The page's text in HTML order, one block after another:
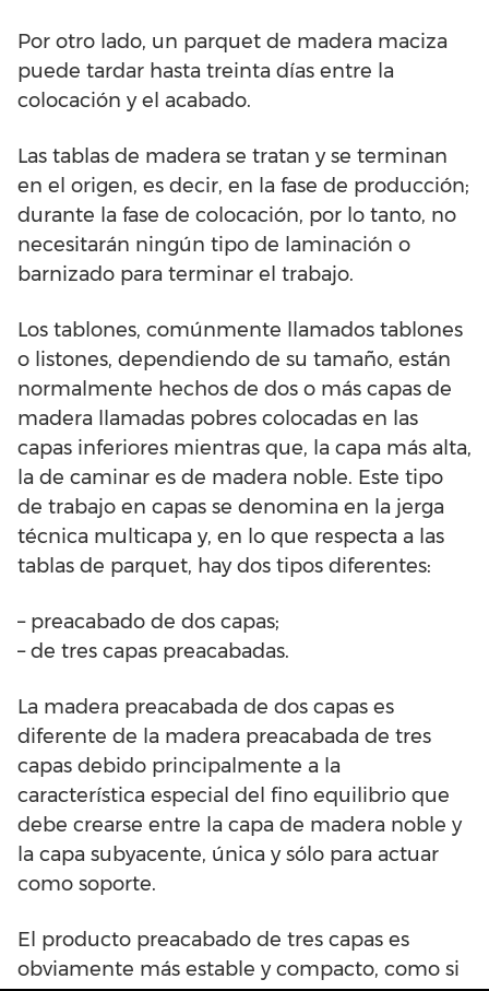
Por otro lado, un parquet de madera maciza
puede tardar hasta treinta días entre la
colocación y el acabado.
Las tablas de madera se tratan y se terminan
en el origen, es decir, en la fase de producción;
durante la fase de colocación, por lo tanto, no
necesitarán ningún tipo de laminación o
barnizado para terminar el trabajo.
Los tablones, comúnmente llamados tablones
o listones, dependiendo de su tamaño, están
normalmente hechos de dos o más capas de
madera llamadas pobres colocadas en las
capas inferiores mientras que, la capa más alta,
la de caminar es de madera noble. Este tipo
de trabajo en capas se denomina en la jerga
técnica multicapa y, en lo que respecta a las
tablas de parquet, hay dos tipos diferentes:
– preacabado de dos capas;
– de tres capas preacabadas.
La madera preacabada de dos capas es
diferente de la madera preacabada de tres
capas debido principalmente a la
característica especial del fino equilibrio que
debe crearse entre la capa de madera noble y
la capa subyacente, única y sólo para actuar
como soporte.
El producto preacabado de tres capas es
obviamente más estable y compacto, como si